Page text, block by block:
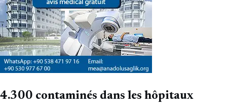
4.300 contaminés dans les hôpitaux